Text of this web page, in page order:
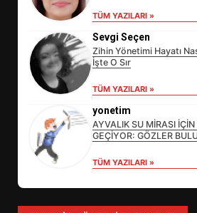
TÜM YAZILARI »
Sevgi Seçen
Zihin Yönetimi Hayatı
İşte O Sır
TÜM YAZILARI »
yonetim
AYVALIK SU MİRASI
GEÇİYOR: GÖZLER
TÜM YAZILARI »
4
EDREMİT’İN